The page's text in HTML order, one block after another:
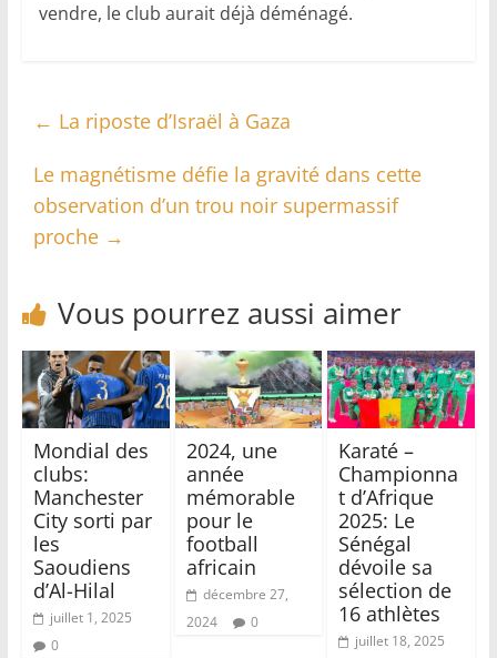
vendre, le club aurait déjà déménagé.
← La riposte d’Israël à Gaza
Le magnétisme défie la gravité dans cette
observation d’un trou noir supermassif
proche →
Vous pourrez aussi aimer
Mondial des
clubs:
Manchester
City sorti par
les
Saoudiens
d’Al-Hilal
juillet 1, 2025
0
2024, une
année
mémorable
pour le
football
africain
décembre 27,
2024
0
Karaté –
Championna
t d’Afrique
2025: Le
Sénégal
dévoile sa
sélection de
16 athlètes
juillet 18, 2025